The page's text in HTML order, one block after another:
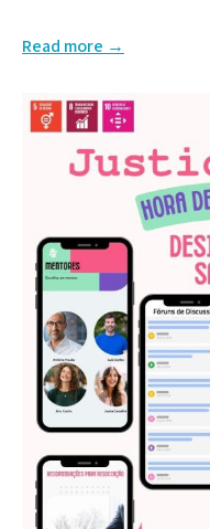
Read more →